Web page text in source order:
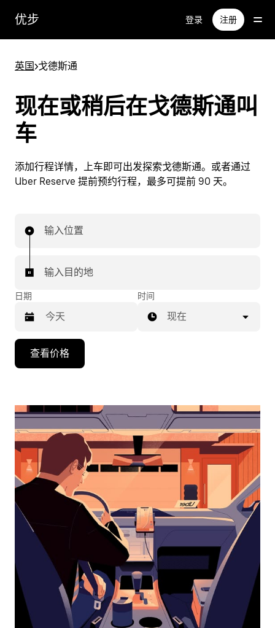
优步 登录 注册
英国>戈德斯通
现在或稍后在戈德斯通叫
车
添加行程详情，上车即可出发探索戈德斯通。或者通过
Uber Reserve 提前预约行程，最多可提前 90 天。
输入位置
输入目的地
日期
向
头
浏
日
并
期。
按
退
时间
现在
查看价格